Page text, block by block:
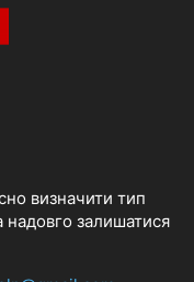
визначити тип
надовго залишатися